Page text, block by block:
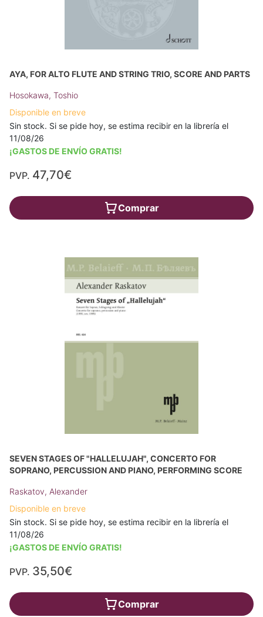
AYA, FOR ALTO FLUTE AND STRING TRIO, SCORE AND PARTS
Hosokawa, Toshio
Disponible en breve
Sin stock. Si se pide hoy, se estima recibir en la librería el
11/08/26
¡GASTOS DE ENVÍO GRATIS!
PVP. 47,70€
Comprar
SEVEN STAGES OF "HALLELUJAH", CONCERTO FOR
SOPRANO, PERCUSSION AND PIANO, PERFORMING SCORE
Raskatov, Alexander
Disponible en breve
Sin stock. Si se pide hoy, se estima recibir en la librería el
11/08/26
¡GASTOS DE ENVÍO GRATIS!
PVP. 35,50€
Comprar